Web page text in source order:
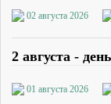
02 августа 2026
2 августа -
01 августа 2026